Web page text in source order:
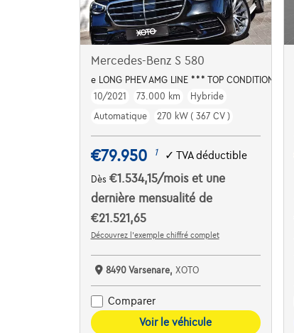
Mercedes-Benz S 580
e LONG PHEV AMG LINE *** TOP CONDITION ***
10/2021
73.000 km
Hybride
Automatique
270 kW ( 367 CV )
€79.950 1 ✓ TVA déductible
Dès €1.534,15/mois et une
dernière mensualité de
€21.521,65
Découvrez l’exemple chiffré complet
8490 Varsenare, XOTO
Comparer
Voir le véhicule